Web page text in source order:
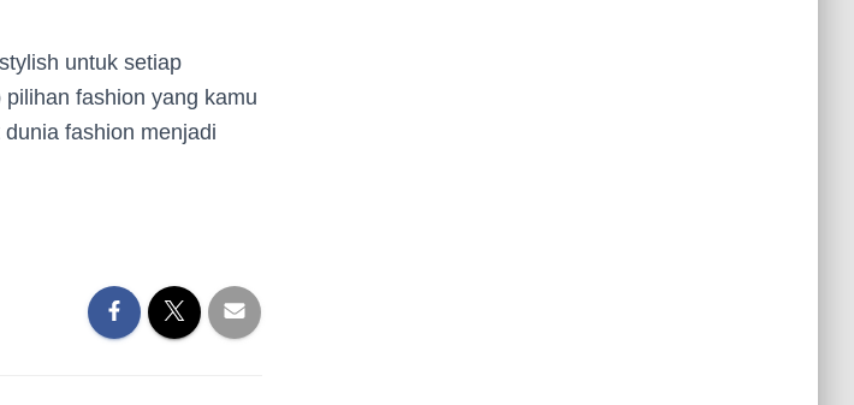
untuk setiap
fashion yang kamu
fashion menjadi